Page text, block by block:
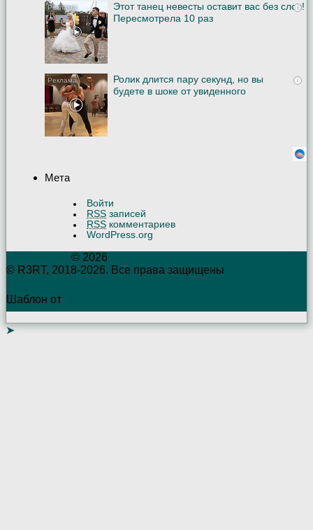
i
Этот танец невесты оставит вас без слов!
Пересмотрела 10 раз
i
Ролик длится пару секунд, но вы
будете в шоке от увиденного
Мета
Войти
RSS записей
RSS комментариев
WordPress.org
© 2026
© R3RT, 2018-2026. Все права защищены
Шаблон от
➤